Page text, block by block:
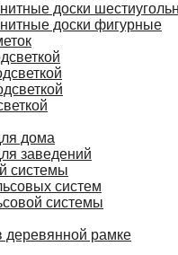
доски
доски фигурные
дома
заведений
системы
систем
системы
деревянной рамке